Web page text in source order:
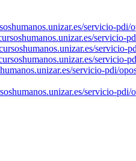
servicio-
servicio-
servicio-
servicio-
servicio-pdi/
servicio-